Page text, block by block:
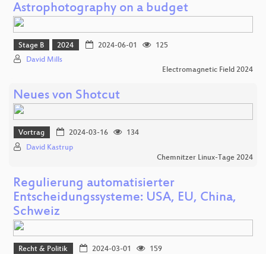
Astrophotography on a budget
Stage B 2024 2024-06-01
125
David Mills
Electromagnetic Field 2024
Neues von Shotcut
Vortrag 2024-03-16
134
David Kastrup
Chemnitzer Linux-Tage 2024
Regulierung automatisierter
Entscheidungssysteme: USA, EU, China,
Schweiz
Recht & Politik 2024-03-01
159